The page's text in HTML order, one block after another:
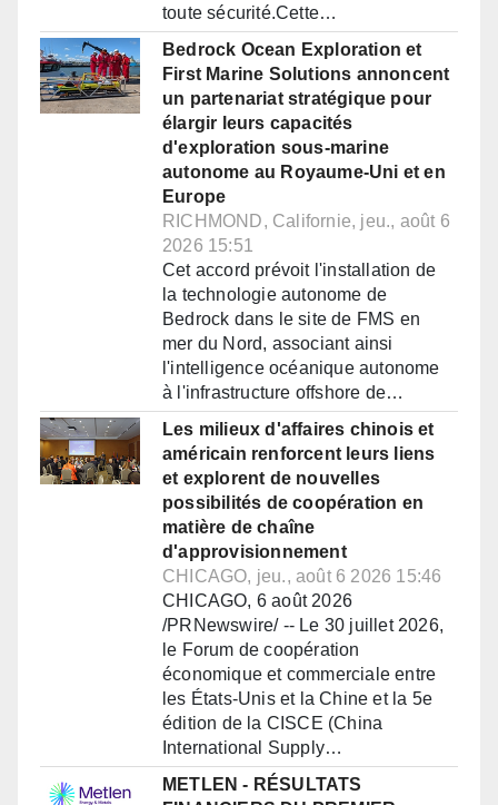
toute sécurité.Cette…
Bedrock Ocean Exploration et
First Marine Solutions annoncent
un partenariat stratégique pour
élargir leurs capacités
d'exploration sous-marine
autonome au Royaume-Uni et en
Europe
RICHMOND, Californie, jeu., août 6
2026 15:51
Cet accord prévoit l'installation de
la technologie autonome de
Bedrock dans le site de FMS en
mer du Nord, associant ainsi
l'intelligence océanique autonome
à l'infrastructure offshore de…
Les milieux d'affaires chinois et
américain renforcent leurs liens
et explorent de nouvelles
possibilités de coopération en
matière de chaîne
d'approvisionnement
CHICAGO, jeu., août 6 2026 15:46
CHICAGO, 6 août 2026
/PRNewswire/ -- Le 30 juillet 2026,
le Forum de coopération
économique et commerciale entre
les États-Unis et la Chine et la 5e
édition de la CISCE (China
International Supply…
METLEN - RÉSULTATS